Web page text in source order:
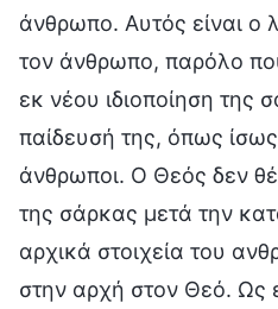
άνθρωπο. Αυτός είναι ο
τον άνθρωπο, παρόλο
εκ νέου ιδιοποίηση της
παίδευσή της, όπως
άνθρωποι. Ο Θεός δεν
της σάρκας μετά την
αρχικά στοιχεία του
στην αρχή στον Θεό. Ως